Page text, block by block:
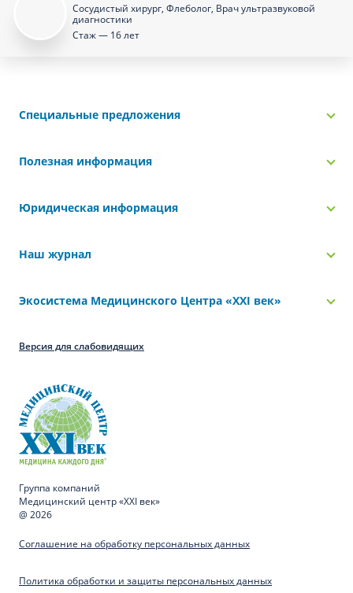
Сосудистый хирург, Флеболог, Врач ультразвуковой
диагностики
Стаж — 16 лет
Специальные предложения
Полезная информация
Юридическая информация
Наш журнал
Экосистема Медицинского Центра «‎XXI век»
Версия для слабовидящих
Группа компаний
Медицинский центр «XXI век»
@ 2026
Соглашение на обработку персональных данных
Политика обработки и защиты персональных данных